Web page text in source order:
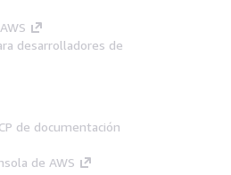
desarrolladores de
de documentación
de AWS